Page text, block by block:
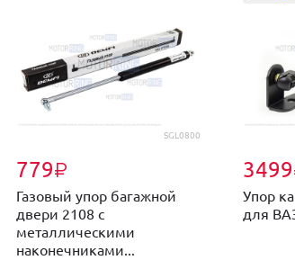
SGL0800
779₽
Газовый упор багажной
двери 2108 с
металлическими
наконечниками...
3499
Упор
для